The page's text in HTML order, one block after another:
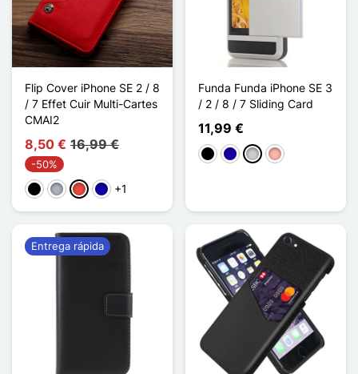
Flip Cover iPhone SE 2 / 8
/ 7 Effet Cuir Multi-Cartes
CMAI2
8,50 € 16,99 €
-50%
NegroGris RojoAzul oscuro
+1
Funda Funda iPhone SE 3
/ 2 / 8 / 7 Sliding Card
11,99 €
NegroAzul oscuro
PlataOro rosa
Entrega rápida